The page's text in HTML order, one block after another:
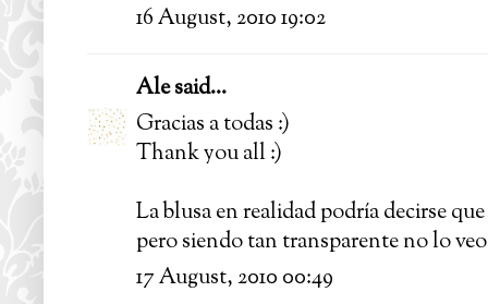
16 August, 2010 19:02
Alesaid...
Gracias a todas :)
Thank you all :)
La blusa en realidad podría decirse
pero siendo tan transparente no lo
17 August, 2010 00:49